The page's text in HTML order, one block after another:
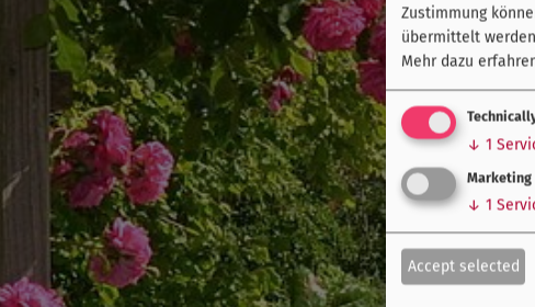
Zustimmung
übermittelt
Mehr dazu
↓ 1
Marketing
↓ 1
Accept selected